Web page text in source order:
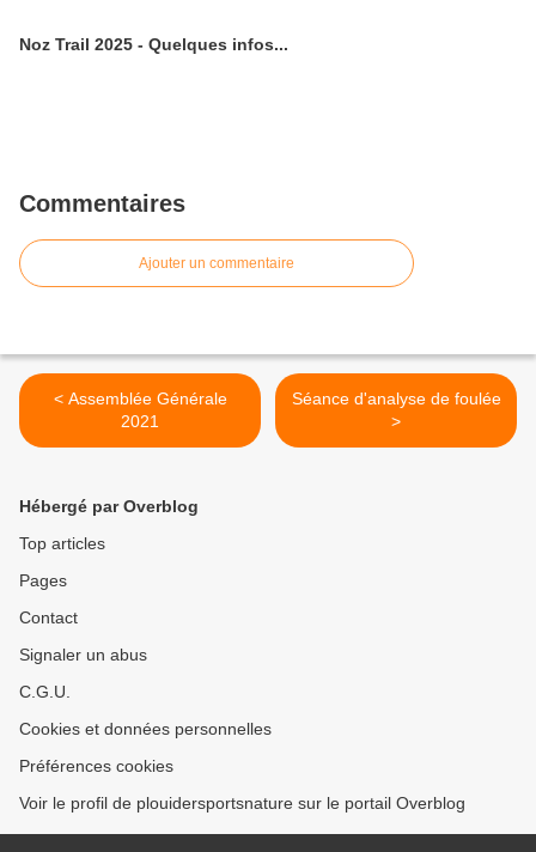
Noz Trail 2025 - Quelques infos...
Commentaires
Ajouter un commentaire
< Assemblée Générale
2021
Séance d'analyse de foulée
>
Hébergé par Overblog
Top articles
Pages
Contact
Signaler un abus
C.G.U.
Cookies et données personnelles
Préférences cookies
Voir le profil de plouidersportsnature sur le portail Overblog